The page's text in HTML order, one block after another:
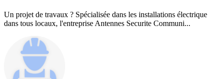
Un projet de travaux ? Spécialisée dans les installations électrique
dans tous locaux, l'entreprise Antennes Securite Communi...